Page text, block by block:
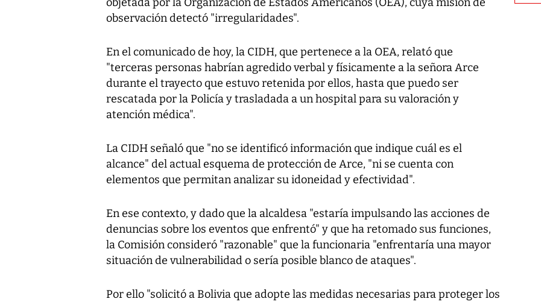
observación detectó "irregularidades".
En el comunicado de hoy, la CIDH, que pertenece a la OEA, relató que
"terceras personas habrían agredido verbal y físicamente a la señora Arce
durante el trayecto que estuvo retenida por ellos, hasta que puedo ser
rescatada por la Policía y trasladada a un hospital para su valoración y
atención médica".
La CIDH señaló que "no se identificó información que indique cuál es el
alcance" del actual esquema de protección de Arce, "ni se cuenta con
elementos que permitan analizar su idoneidad y efectividad".
En ese contexto, y dado que la alcaldesa "estaría impulsando las acciones de
denuncias sobre los eventos que enfrentó" y que ha retomado sus funciones,
la Comisión consideró "razonable" que la funcionaria "enfrentaría una mayor
situación de vulnerabilidad o sería posible blanco de ataques".
Por ello "solicitó a Bolivia que adopte las medidas necesarias para proteger los